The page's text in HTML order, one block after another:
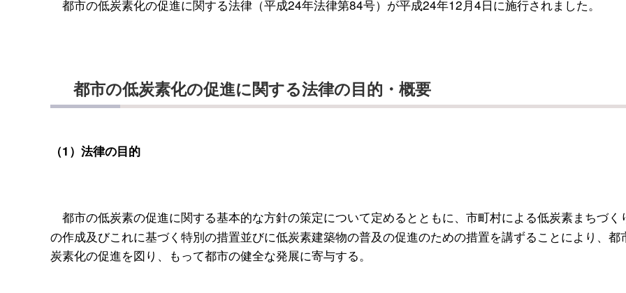
都市の低炭素化の促進に関する法律（平成24年法律第84号）が平成24年12月4日に施行されました。
都市の低炭素化の促進に関する法律の目的・概要
（1）法律の目的
都市の低炭素の促進に関する基本的な方針の策定について定めるとともに、市町村による低炭素まちづく
の作成及びこれに基づく特別の措置並びに低炭素建築物の普及の促進のための措置を講ずることにより、都
炭素化の促進を図り、もって都市の健全な発展に寄与する。